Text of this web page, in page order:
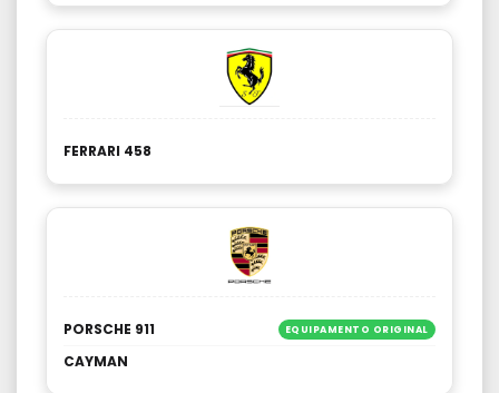
FERRARI 458
PORSCHE 911 EQUIPAMENTO ORIGINAL
CAYMAN